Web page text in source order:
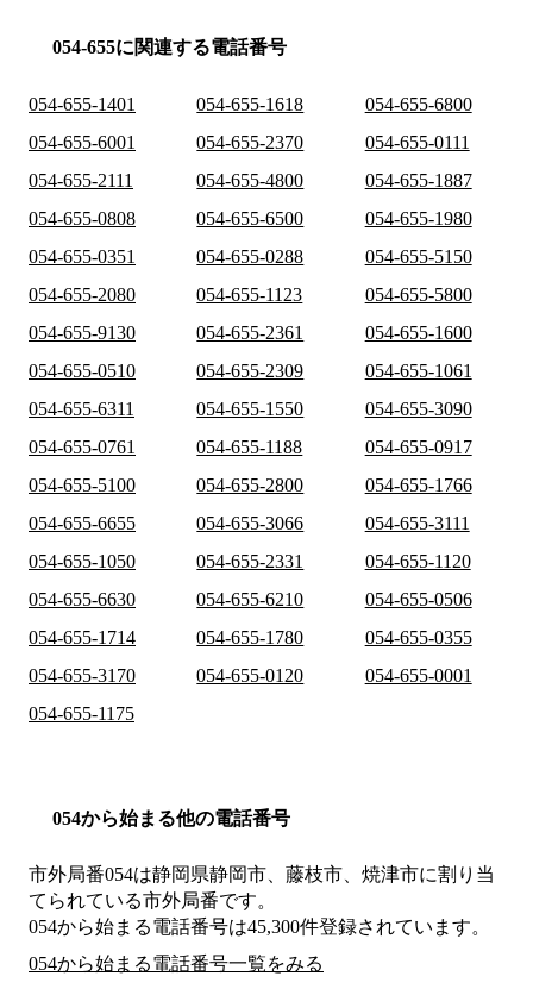
054-655に関連する電話番号
054-655-1401 054-655-1618
054-655-6800
054-655-6001
054-655-2370
054-655-0111
054-655-2111
054-655-4800
054-655-1887
054-655-0808
054-655-6500
054-655-1980
054-655-0351
054-655-0288
054-655-5150
054-655-2080
054-655-1123
054-655-5800
054-655-9130
054-655-2361
054-655-1600
054-655-0510
054-655-2309
054-655-1061
054-655-6311
054-655-1550
054-655-3090
054-655-0761
054-655-1188
054-655-0917
054-655-5100
054-655-2800
054-655-1766
054-655-6655
054-655-3066
054-655-3111
054-655-1050
054-655-2331
054-655-1120
054-655-6630
054-655-6210
054-655-0506
054-655-1714
054-655-1780
054-655-0355
054-655-3170
054-655-0120
054-655-0001
054-655-1175
054から始まる他の電話番号
市外局番054は静岡県静岡市、藤枝市、焼津市に割り当
てられている市外局番です。
054から始まる電話番号は45,300件登録されています。
054から始まる電話番号一覧をみる